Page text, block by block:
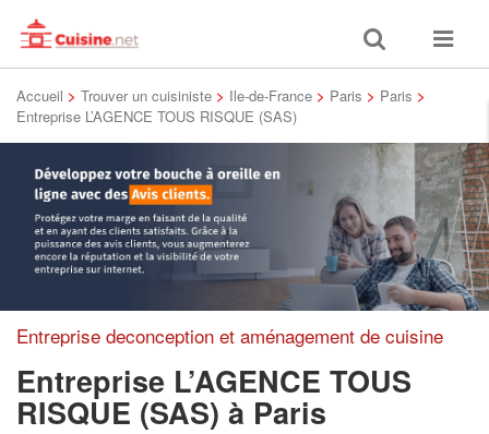
Toggle
search
Toggle
Accueil > Trouver un cuisiniste > Ile-de-France > Paris > Paris >
Entreprise L’AGENCE TOUS RISQUE (SAS)
Entreprise deconception et aménagement de cuisine
Entreprise L’AGENCE TOUS
RISQUE (SAS) à Paris